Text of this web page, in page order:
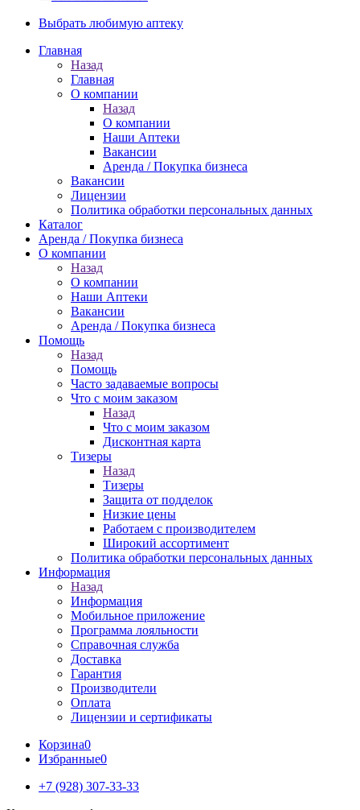
Выбрать любимую аптеку
Главная
Назад
Главная
О компании
Назад
О компании
Наши Аптеки
Вакансии
Аренда / Покупка бизнеса
Вакансии
Лицензии
Политика обработки персональных данных
Каталог
Аренда / Покупка бизнеса
О компании
Назад
О компании
Наши Аптеки
Вакансии
Аренда / Покупка бизнеса
Помощь
Назад
Помощь
Часто задаваемые вопросы
Что с моим заказом
Назад
Что с моим заказом
Дисконтная карта
Тизеры
Назад
Тизеры
Защита от подделок
Низкие цены
Работаем с производителем
Широкий ассортимент
Политика обработки персональных данных
Информация
Назад
Информация
Мобильное приложение
Программа лояльности
Справочная служба
Доставка
Гарантия
Производители
Оплата
Лицензии и сертификаты
Корзина0
Избранные0
+7 (928) 307-33-33